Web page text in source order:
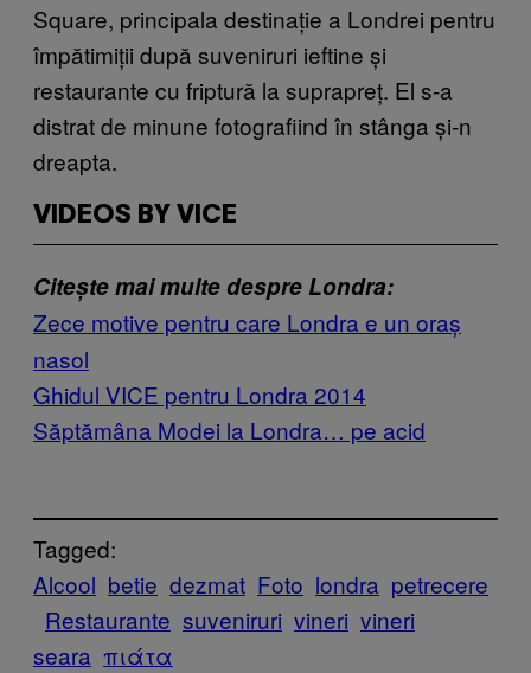
Square, principala destinație a Londrei pentru
împătimiții după suveniruri ieftine și
restaurante cu friptură la suprapreț. El s-a
distrat de minune fotografiind în stânga și-n
dreapta.
VIDEOS BY VICE
Citește mai multe despre Londra:
Zece motive pentru care Londra e un oraș
nasol
Ghidul VICE pentru Londra 2014
Săptămâna Modei la Londra… pe acid
Tagged:
Alcool betie dezmat Foto londra petrecere
Restaurante suveniruri vineri vineri
seara πιάτα